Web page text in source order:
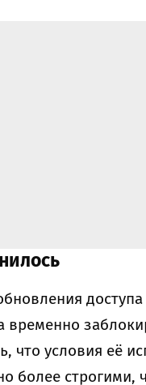
временно
что условия её
более